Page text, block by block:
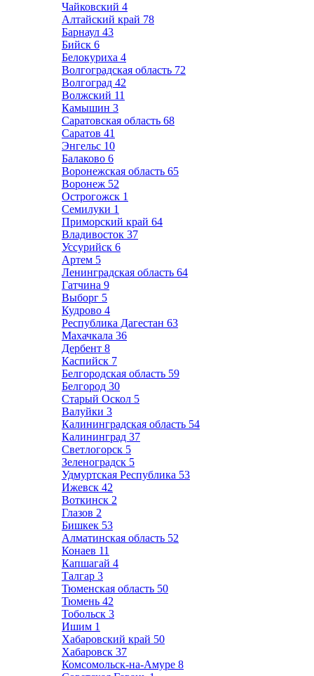
Чайковский 4
Алтайский край 78
Барнаул 43
Бийск 6
Белокуриха 4
Волгоградская область 72
Волгоград 42
Волжский 11
Камышин 3
Саратовская область 68
Саратов 41
Энгельс 10
Балаково 6
Воронежская область 65
Воронеж 52
Острогожск 1
Семилуки 1
Приморский край 64
Владивосток 37
Уссурийск 6
Артем 5
Ленинградская область 64
Гатчина 9
Выборг 5
Кудрово 4
Республика Дагестан 63
Махачкала 36
Дербент 8
Каспийск 7
Белгородская область 59
Белгород 30
Старый Оскол 5
Валуйки 3
Калининградская область 54
Калининград 37
Светлогорск 5
Зеленоградск 5
Удмуртская Республика 53
Ижевск 42
Воткинск 2
Глазов 2
Бишкек 53
Алматинская область 52
Конаев 11
Капшагай 4
Талгар 3
Тюменская область 50
Тюмень 42
Тобольск 3
Ишим 1
Хабаровский край 50
Хабаровск 37
Комсомольск-на-Амуре 8